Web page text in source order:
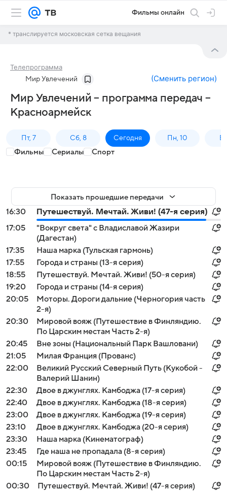
Фильмы онлайн
* транслируется московская сетка вещания
Телепрограмма
Мир Увлечений (Сменить регион)
Мир Увлечений – программа передач –
Красноармейск
Пт, 7 Сб, 8 Сегодня Пн, 10
Фильмы Сериалы Спорт
Показать прошедшие передачи
16:30
Путешествуй. Мечтай. Живи! (47-я серия)
17:05
"Вокруг света" с Владиславой Жазири
(Дагестан)
17:35
Наша марка (Тульская гармонь)
17:55
Города и страны (13-я серия)
18:55
Путешествуй. Мечтай. Живи! (50-я серия)
19:20
Города и страны (14-я серия)
20:05
Моторы. Дороги дальние (Черногория часть
2-я)
20:30
Мировой вояж (Путешествие в Финляндию.
По Царским местам Часть 2-я)
20:45
Вне зоны (Национальный Парк Вашловани)
21:05
Милая Франция (Прованс)
22:00
Великий Русский Северный Путь (Кукобой -
Валерий Шанин)
22:30
Двое в джунглях. Камбоджа (17-я серия)
22:40
Двое в джунглях. Камбоджа (18-я серия)
23:00
Двое в джунглях. Камбоджа (19-я серия)
23:10
Двое в джунглях. Камбоджа (20-я серия)
23:30
Наша марка (Кинематограф)
23:45
Где наша не пропадала (8-я серия)
00:15
Мировой вояж (Путешествие в Финляндию.
По Царским местам Часть 2-я)
00:30
Путешествуй. Мечтай. Живи! (47-я серия)